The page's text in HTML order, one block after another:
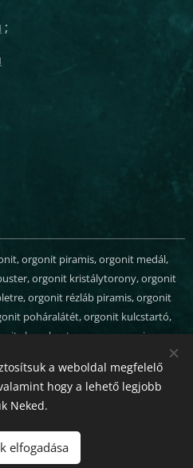
;
orgonit piramis, orgonit medál,
orgonit kristálytorony, orgonit
orgonit rézláb piramis, orgonit
poháralátét, orgonit kulcstartó,
chem buster, orgon energia, orgon
Sütik
English
a weboldal megfelelő
hogy a lehető legjobb
Neked.
elfogadása